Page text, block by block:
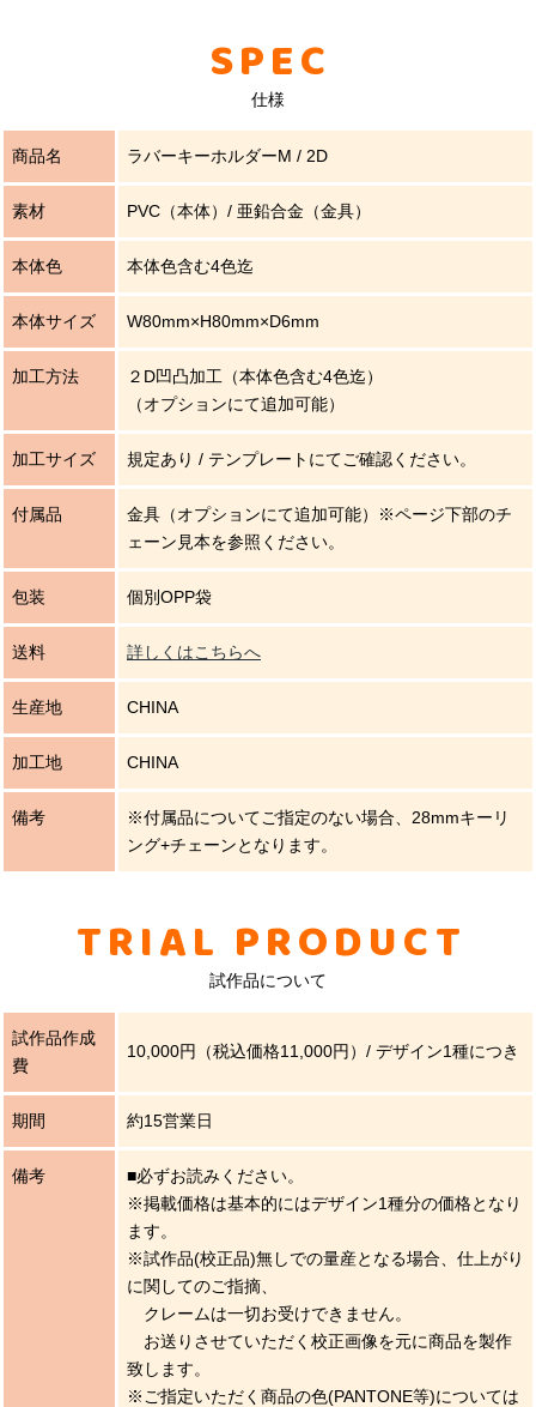
SPEC
仕様
商品名 ラバーキーホルダーM / 2D
素材 PVC（本体）/ 亜鉛合金（金具）
本体色 本体色含む4色迄
本体サイズ W80mm×H80mm×D6mm
加工方法
２D凹凸加工（本体色含む4色迄）
（オプションにて追加可能）
加工サイズ 規定あり / テンプレートにてご確認ください。
付属品
金具（オプションにて追加可能）※ページ下部のチ
ェーン見本を参照ください。
包装 個別OPP袋
送料 詳しくはこちらへ
生産地 CHINA
加工地 CHINA
備考
※付属品についてご指定のない場合、28mmキーリ
ング+チェーンとなります。
TRIAL PRODUCT
試作品について
試作品作成
費
10,000円（税込価格11,000円）/ デザイン1種につき
期間 約15営業日
備考
■必ずお読みください。
※掲載価格は基本的にはデザイン1種分の価格となり
ます。
※試作品(校正品)無しでの量産となる場合、仕上がり
に関してのご指摘、
クレームは一切お受けできません。
お送りさせていただく校正画像を元に商品を製作
致します。
※ご指定いただく商品の色(PANTONE等)については